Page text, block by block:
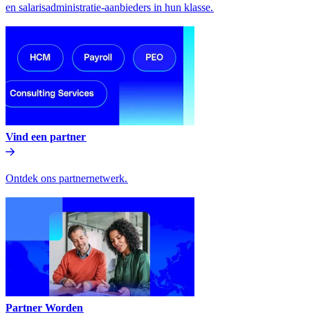
en salarisadministratie-aanbieders in hun klasse.​​
Vind een partner​​
Ontdek ons partnernetwerk.​​
Partner Worden​​